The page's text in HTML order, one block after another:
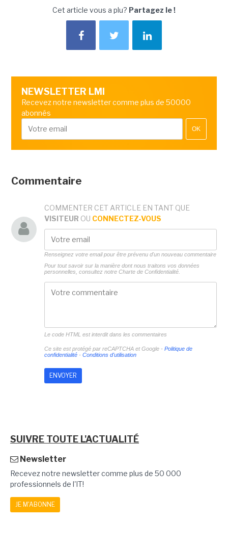
Cet article vous a plu? Partagez le !
NEWSLETTER LMI
Recevez notre newsletter comme plus de 50000
abonnés
OK
Commentaire
COMMENTER CET ARTICLE EN TANT QUE
VISITEUR OU CONNECTEZ-VOUS
Renseignez votre email pour être prévenu d'un nouveau commentaire
Pour tout savoir sur la manière dont nous traitons vos données
personnelles, consultez notre Charte de Confidentialité.
Le code HTML est interdit dans les commentaires
Ce site est protégé par reCAPTCHA et Google - Politique de
confidentialité- Conditions d'utilisation
SUIVRE TOUTE L'ACTUALITÉ
Newsletter
Recevez notre newsletter comme plus de 50 000
professionnels de l'IT!
JE M'ABONNE